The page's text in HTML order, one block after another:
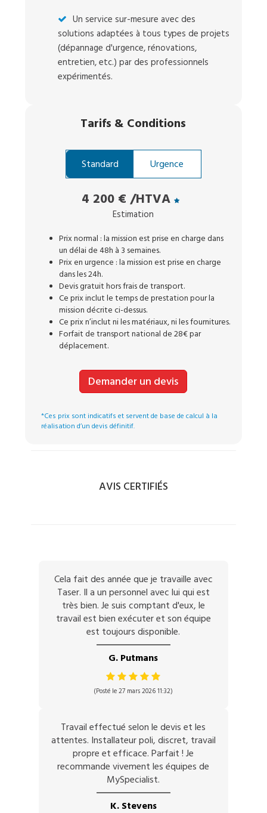
Un service sur-mesure avec des
solutions adaptées à tous types de projets
(dépannage d'urgence, rénovations,
entretien, etc.) par des professionnels
expérimentés.
Tarifs & Conditions
Standard Urgence
4 200 € /HTVA
Estimation
Prix normal : la mission est prise en charge dans
un délai de 48h à 3 semaines.
Prix en urgence : la mission est prise en charge
dans les 24h.
Devis gratuit hors frais de transport.
Ce prix inclut le temps de prestation pour la
mission décrite ci-dessus.
Ce prix n’inclut ni les matériaux, ni les fournitures.
Forfait de transport national de 28€ par
déplacement.
Demander un devis
*Ces prix sont indicatifs et servent de base de calcul à la
réalisation d’un devis définitif.
AVIS CERTIFIÉS
Cela fait des année que je travaille avec
Taser. Il a un personnel avec lui qui est
très bien. Je suis comptant d'eux, le
travail est bien exécuter et son équipe
est toujours disponible.
G. Putmans
(Posté le 27 mars 2026 11:32)
Travail effectué selon le devis et les
attentes. Installateur poli, discret, travail
propre et efficace. Parfait ! Je
recommande vivement les équipes de
MySpecialist.
K. Stevens